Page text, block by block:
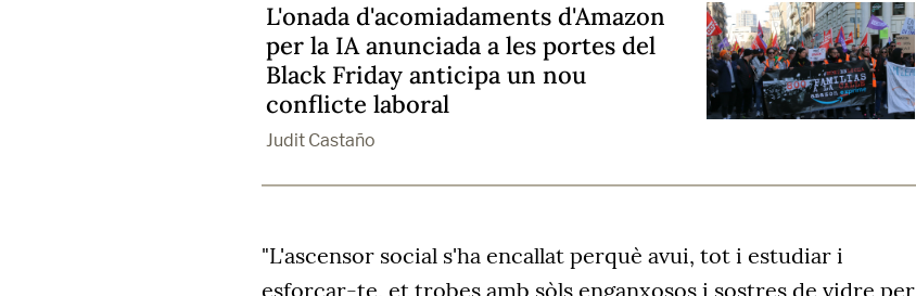
L'onada d'acomiadaments d'Amazon
per la IA anunciada a les portes del
Black Friday anticipa un nou
conflicte laboral
Judit Castaño
"L'ascensor social s'ha encallat perquè avui, tot i estudiar i
esforçar-te, et trobes amb sòls enganxosos i sostres de vidre per